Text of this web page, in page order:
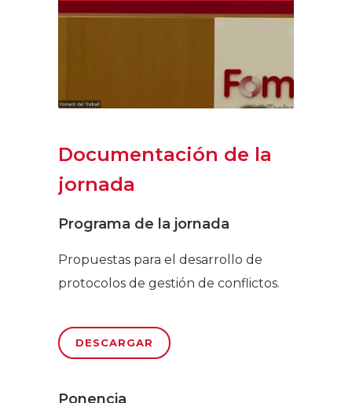
Documentación de la
jornada
Programa de la jornada
Propuestas para el desarrollo de
protocolos de gestión de conflictos.
DESCARGAR
Ponencia